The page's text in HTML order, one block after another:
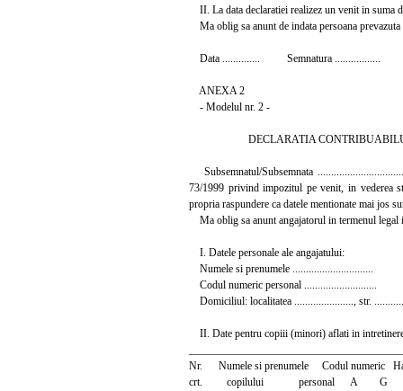
II. La data declaratiei realizez un venit in suma
Ma oblig sa anunt de indata persoana
Data .............. Semnatura .................
ANEXA 2
- Modelul nr. 2 -
DECLARATIA
Subsemnatul/Subsemnata
73/1999 privind impozitul pe venit, in vederea
propria raspundere ca datele mentionate mai jos
Ma oblig sa anunt angajatorul in termenul legal
I. Datele personale ale angajatului:
Numele si prenumele ..............................
Codul numeric personal ...........................
Domiciliul: localitatea ......................, str.
II. Date pentru copiii (minori) aflati in
Nr. Numele si prenumele Codul numeric
crt. copilului personal A G